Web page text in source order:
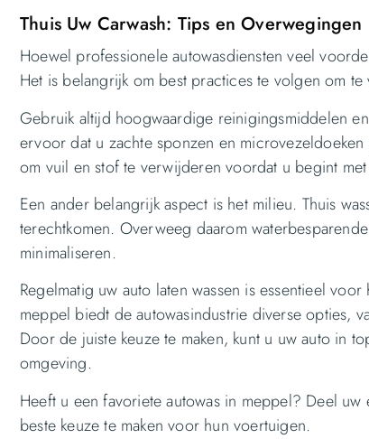
Thuis Uw Carwash: Tips en Overwegingen
Hoewel professionele autowasdiensten veel
Het is belangrijk om best practices te volgen om
Gebruik altijd hoogwaardige reinigingsmiddelen
ervoor dat u zachte sponzen en
om vuil en stof te verwijderen voordat u begint
Een ander belangrijk aspect is het milieu. Thuis
terechtkomen. Overweeg daarom
minimaliseren.
Regelmatig uw auto laten wassen is essentieel
meppel biedt de autowasindustrie diverse opties,
Door de juiste keuze te maken, kunt u uw auto in
omgeving.
Heeft u een favoriete autowas in meppel? Deel
beste keuze te maken voor hun voertuigen.